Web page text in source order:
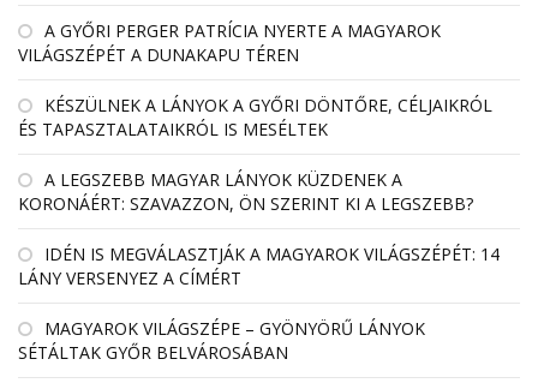
A GYŐRI PERGER PATRÍCIA NYERTE A MAGYAROK
VILÁGSZÉPÉT A DUNAKAPU TÉREN
KÉSZÜLNEK A LÁNYOK A GYŐRI DÖNTŐRE, CÉLJAIKRÓL
ÉS TAPASZTALATAIKRÓL IS MESÉLTEK
A LEGSZEBB MAGYAR LÁNYOK KÜZDENEK A
KORONÁÉRT: SZAVAZZON, ÖN SZERINT KI A LEGSZEBB?
IDÉN IS MEGVÁLASZTJÁK A MAGYAROK VILÁGSZÉPÉT: 14
LÁNY VERSENYEZ A CÍMÉRT
MAGYAROK VILÁGSZÉPE – GYÖNYÖRŰ LÁNYOK
SÉTÁLTAK GYŐR BELVÁROSÁBAN